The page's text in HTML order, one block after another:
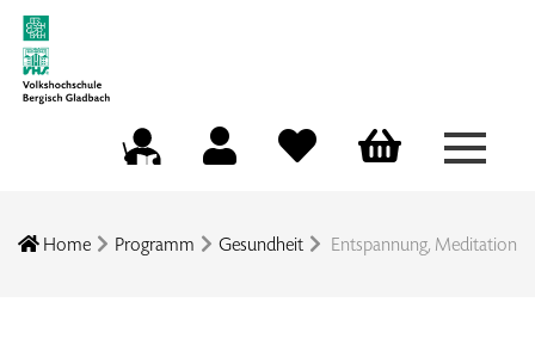
Menü
Home Programm Gesundheit Entspannung, Meditation